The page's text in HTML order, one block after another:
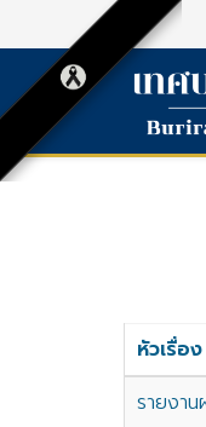
หัวเรื่อง
รายงา